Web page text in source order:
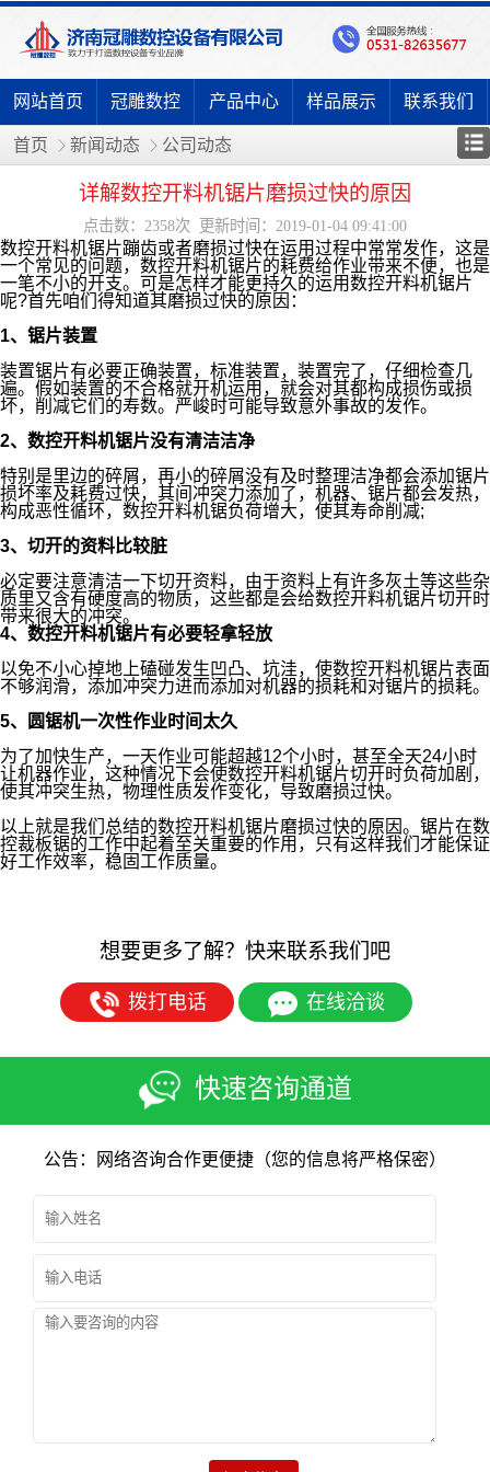
网站首页 冠雕数控 产品中心 样品展示 联系我们
首页 新闻动态 公司动态
详解数控开料机锯片磨损过快的原因
点击数：2358次 更新时间：2019-01-04 09:41:00
数控开料机锯片蹦齿或者磨损过快在运用过程中常常发作，这是
一个常见的问题，数控开料机锯片的耗费给作业带来不便，也是
一笔不小的开支。可是怎样才能更持久的运用数控开料机锯片
呢?首先咱们得知道其磨损过快的原因：
1、锯片装置
装置锯片有必要正确装置，标准装置，装置完了，仔细检查几
遍。假如装置的不合格就开机运用，就会对其都构成损伤或损
坏，削减它们的寿数。严峻时可能导致意外事故的发作。
2、数控开料机锯片没有清洁洁净
特别是里边的碎屑，再小的碎屑没有及时整理洁净都会添加锯片
损坏率及耗费过快，其间冲突力添加了，机器、锯片都会发热，
构成恶性循环，数控开料机锯负荷增大，使其寿命削减;
3、切开的资料比较脏
必定要注意清洁一下切开资料，由于资料上有许多灰土等这些杂
质里又含有硬度高的物质，这些都是会给数控开料机锯片切开时
带来很大的冲突。
4、数控开料机锯片有必要轻拿轻放
以免不小心掉地上磕碰发生凹凸、坑洼，使数控开料机锯片表面
不够润滑，添加冲突力进而添加对机器的损耗和对锯片的损耗。
5、圆锯机一次性作业时间太久
为了加快生产，一天作业可能超越12个小时，甚至全天24小时
让机器作业，这种情况下会使数控开料机锯片切开时负荷加剧，
使其冲突生热，物理性质发作变化，导致磨损过快。
以上就是我们总结的数控开料机锯片磨损过快的原因。锯片在数
控裁板锯的工作中起着至关重要的作用，只有这样我们才能保证
好工作效率，稳固工作质量。
想要更多了解？快来联系我们吧
拨打电话 在线洽谈
快速咨询通道
公告：网络咨询合作更便捷（您的信息将严格保密）